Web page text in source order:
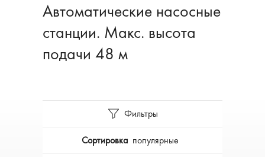
Автоматические насосные
станции. Макс. высота
подачи 48 м
Фильтры
Сортировка популярные